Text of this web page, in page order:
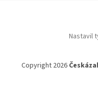
Nastavil
Copyright 2026